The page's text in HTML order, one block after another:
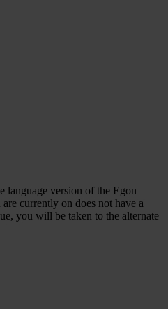
language version of the Egon
currently on does not have a
you will be taken to the alternate